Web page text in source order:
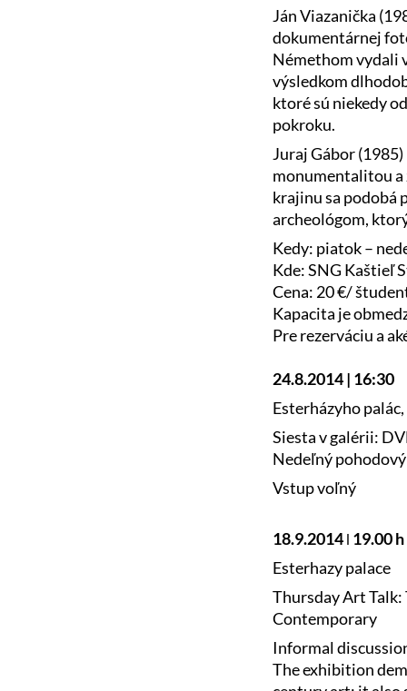
Ján Viazanička
dokumentárnej
Némethom vydali
výsledkom
ktoré sú niekedy
pokroku.
Juraj Gábor
monumentalitou a
krajinu sa podobá
archeológom,
Kedy: piatok –
Kde: SNG Kaštieľ
Cena: 20 €/
Kapacita je
Pre rezerváciu a
24.8.2014 | 16:30
Esterházyho
Siesta v galérii:
Nedeľný
Vstup voľný
18.9.2014 ǀ 19.00 h
Esterhazy palace
Thursday Art Talk:
Contemporary
Informal
The exhibition